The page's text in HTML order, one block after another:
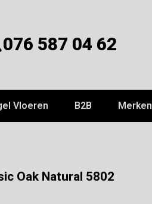
076 587 04 62
Vloeren B2B Merken
Oak Natural 5802